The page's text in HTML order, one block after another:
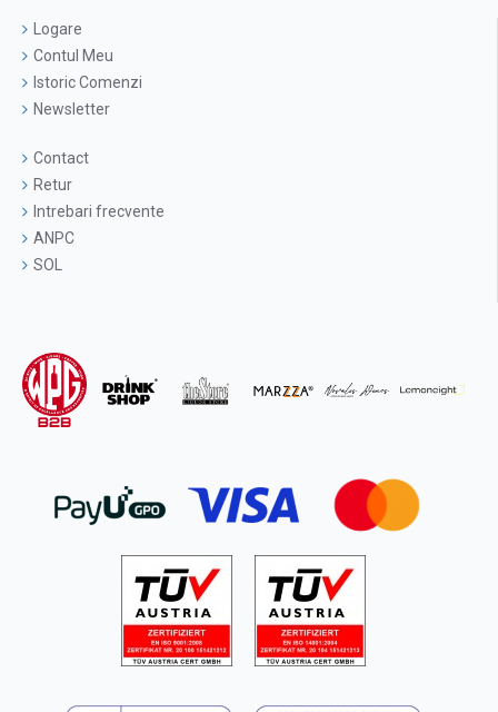
Logare
Contul Meu
Istoric Comenzi
Newsletter
Contact
Retur
Intrebari frecvente
ANPC
SOL